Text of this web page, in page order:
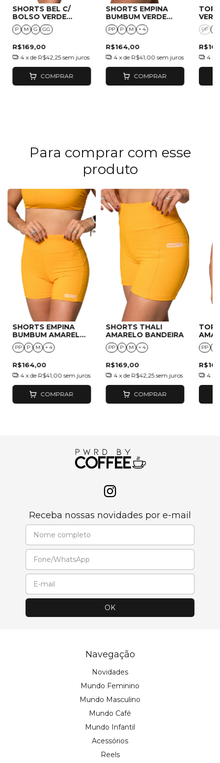
SHORTS BEL C/
BOLSO VERDE
BANDEIRA
P M G GG
R$169,00
4 x de R$42,25 sem juros
COMPRAR
SHORTS EMPINA
BUMBUM VERDE
BANDEIRA
PP P M + 4
R$164,00
4 x de R$41,00 sem juros
COMPRAR
TOP
PP
4 x
Para comprar com esse
produto
SHORTS EMPINA
BUMBUM AMARELO
BANDEIRA
PP P M + 4
R$164,00
4 x de R$41,00 sem juros
COMPRAR
SHORTS THALI
AMARELO BANDEIRA
PP P M + 4
R$169,00
4 x de R$42,25 sem juros
COMPRAR
TOP
PP
4 x
Receba nossas novidades por e-mail
Navegação
Novidades
Mundo Feminino
Mundo Masculino
Mundo Café
Mundo Infantil
Acessórios
Reels